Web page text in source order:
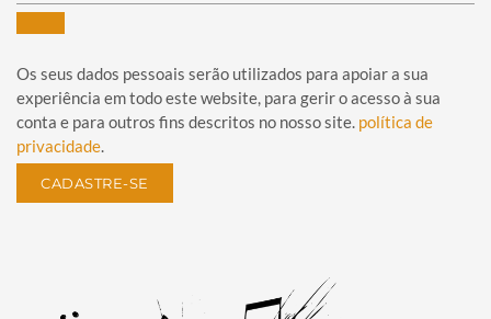
Os seus dados pessoais serão utilizados para apoiar a sua
experiência em todo este website, para gerir o acesso à sua
conta e para outros fins descritos no nosso site. política de
privacidade.
CADASTRE-SE